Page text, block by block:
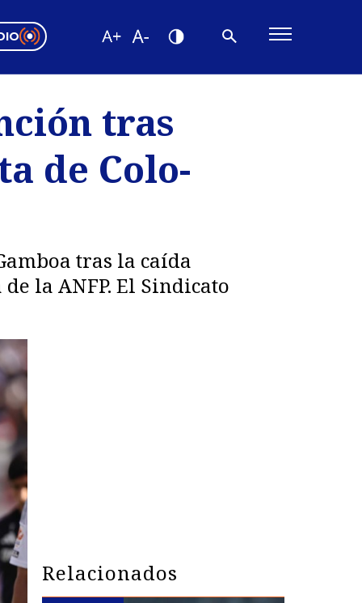
tras
de Colo-
tras la caída
la ANFP. El Sindicato
Relacionados